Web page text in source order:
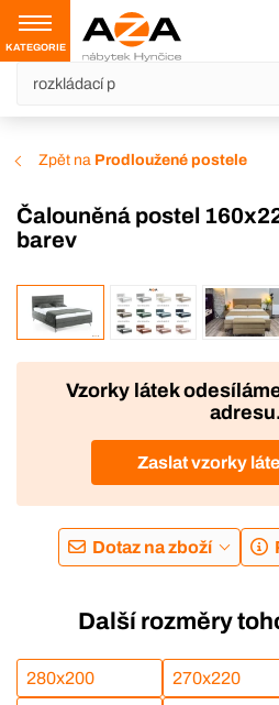
KATEGORIE
Zpět na Prodloužené postele
Čalouněná postel 160x220 cm Toro - výběr
barev
VÝROBA
Vzorky látek
adresu.
Zaslat vzorky
Dotaz na zboží
Další rozměry
280x200 270x220